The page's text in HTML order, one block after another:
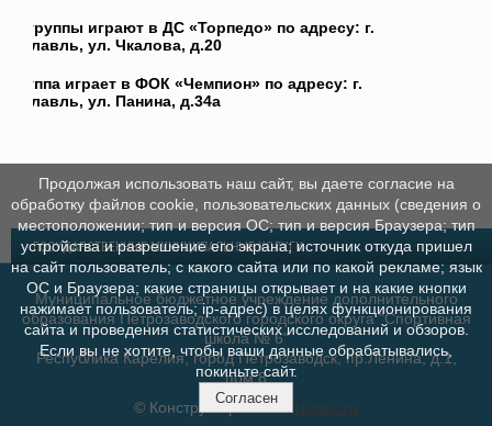
II группы играют в ДС «Торпедо» по адресу: г.
ул. Чкалова, д.20
группа играет в ФОК «Чемпион» по адресу: г.
ул. Панина, д.34а
ГОСУДАРСТВЕННЫЕ МУНИЦИПАЛЬНЫЕ УСЛУГИ
Муниципальное бюджетное учреждение дополнительного
образования Петрозаводского городского округа "Спортивная
школа № 6"
Республика Карелия, город Петрозаводск, пр.Ленина, д.1,
пом.8
© Конструктор сайтов Nubex.ru
Продолжая использовать наш сайт, вы даете согласие на
обработку файлов cookie, пользовательских данных (сведения о
местоположении; тип и версия ОС; тип и версия Браузера; тип
устройства и разрешение его экрана; источник откуда пришел
на сайт пользователь; с какого сайта или по какой рекламе; язык
ОС и Браузера; какие страницы открывает и на какие кнопки
нажимает пользователь; ip-адрес) в целях функционирования
сайта и проведения статистических исследований и обзоров.
Если вы не хотите, чтобы ваши данные обрабатывались,
покиньте сайт.
Согласен